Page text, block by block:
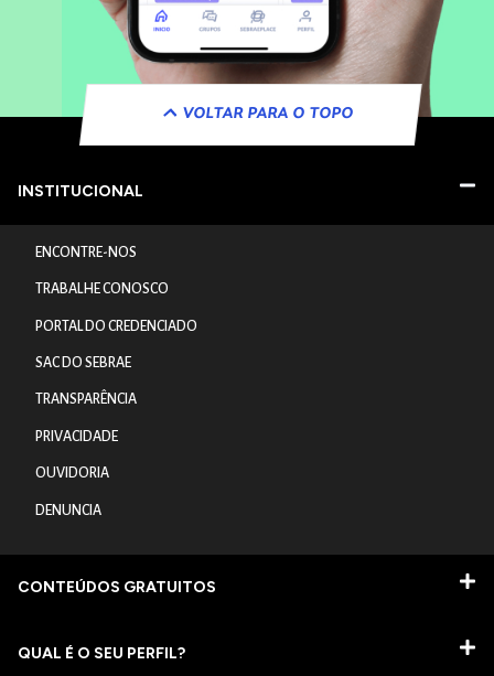
VOLTAR PARA O TOPO
INSTITUCIONAL
ENCONTRE-NOS
TRABALHE CONOSCO
PORTAL DO CREDENCIADO
SAC DO SEBRAE
TRANSPARÊNCIA
PRIVACIDADE
OUVIDORIA
DENUNCIA
CONTEÚDOS GRATUITOS
QUAL É O SEU PERFIL?